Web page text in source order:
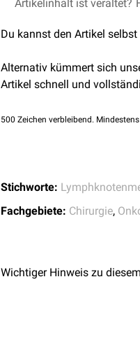
Die Identifikation und
Tumorfreiheit der
Aus diesem Grunde
markiert, dieintra-oder
detektiert werden.
mit anschließender
weitere operative Vorgehen
Artikelinhalt ist veraltet?
Du kannst den Artikel
Alternativ kümmert sich
Artikel schnell und
500 Zeichen verbleibend.
Stichworte:
Fachgebiete: Chirurgie,
Wichtiger Hinweis zu